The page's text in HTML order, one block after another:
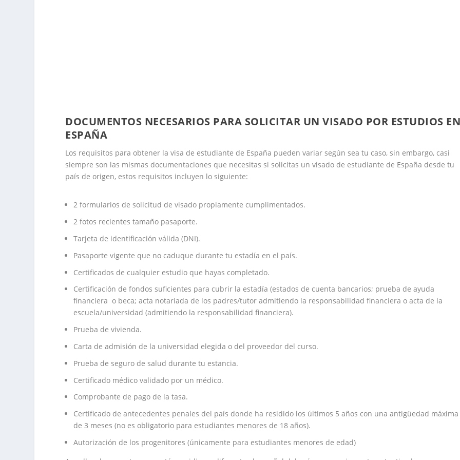
DOCUMENTOS NECESARIOS PARA SOLICITAR UN VISADO POR ESTUDIOS
ESPAÑA
Los requisitos para obtener la visa de estudiante de España pueden variar según sea tu caso, sin embargo, casi
siempre son las mismas documentaciones que necesitas si solicitas un visado de estudiante de España desde tu
país de origen, estos requisitos incluyen lo siguiente:
2 formularios de solicitud de visado propiamente cumplimentados.
2 fotos recientes tamaño pasaporte.
Tarjeta de identificación válida (DNI).
Pasaporte vigente que no caduque durante tu estadía en el país.
Certificados de cualquier estudio que hayas completado.
Certificación de fondos suficientes para cubrir la estadía (estados de cuenta bancarios; prueba de ayuda
financiera o beca; acta notariada de los padres/tutor admitiendo la responsabilidad financiera o acta de la
escuela/universidad (admitiendo la responsabilidad financiera).
Prueba de vivienda.
Carta de admisión de la universidad elegida o del proveedor del curso.
Prueba de seguro de salud durante tu estancia.
Certificado médico validado por un médico.
Comprobante de pago de la tasa.
Certificado de antecedentes penales del país donde ha residido los últimos 5 años con una antigüedad máxima
de 3 meses (no es obligatorio para estudiantes menores de 18 años).
Autorización de los progenitores (únicamente para estudiantes menores de edad)